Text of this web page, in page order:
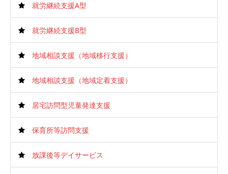
就労継続支援A型
就労継続支援B型
地域相談支援（地域移行支援）
地域相談支援（地域定着支援）
居宅訪問型児童発達支援
保育所等訪問支援
放課後等デイサービス